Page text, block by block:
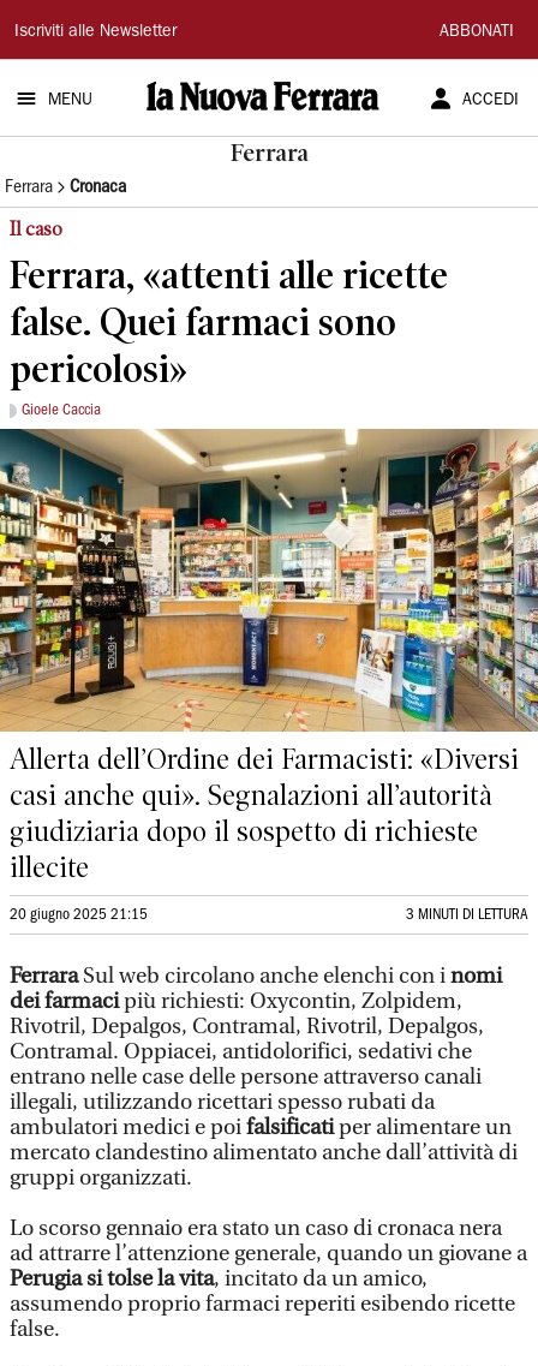
La
Nuova
Ferrara
Iscriviti alle Newsletter ABBONATI
MENU ACCEDI
Ferrara
Ferrara Cronaca
Il caso
Ferrara, «attenti alle ricette
false. Quei farmaci sono
pericolosi»
Gioele Caccia
Allerta dell’Ordine dei Farmacisti: «Diversi
casi anche qui». Segnalazioni all’autorità
giudiziaria dopo il sospetto di richieste
illecite
20 giugno 2025 21:15 3 MINUTI DI LETTURA
FerraraSul web circolano anche elenchi con inomi
dei farmacipiù richiesti: Oxycontin, Zolpidem,
Rivotril, Depalgos, Contramal, Rivotril, Depalgos,
Contramal. Oppiacei, antidolorifici, sedativi che
entrano nelle case delle persone attraverso canali
illegali, utilizzando ricettari spesso rubati da
ambulatori medici e poifalsificatiper alimentare un
mercato clandestino alimentato anche dall’attività di
gruppi organizzati.
Lo scorso gennaio era stato un caso di cronaca nera
ad attrarre l’attenzione generale, quando un giovane a
Perugia si tolse la vita, incitato da un amico,
assumendo proprio farmaci reperiti esibendo ricette
false.